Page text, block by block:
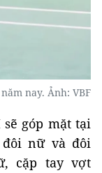
nay. Ảnh: VBF
sẽ góp mặt tại
nữ và đôi
cặp tay vợt